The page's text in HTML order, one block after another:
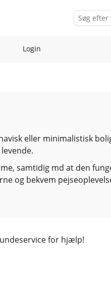
Login
eller minimalistisk
samtidig md at den
og bekvem
for hjælp!